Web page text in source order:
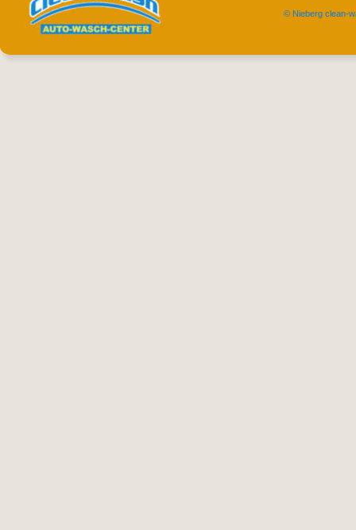
© Nieberg clean-